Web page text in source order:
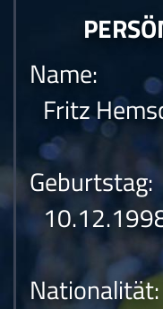
Name:
Fritz
Geburtstag:
Nationalität: